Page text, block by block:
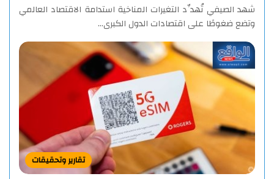
شهد الصيفي تُهدِّد التغيرات المناخية استدامة الاقتصاد العالمي
وتضع ضغوطًا على اقتصادات الدول الكبرى…
تقارير وتحقيقات